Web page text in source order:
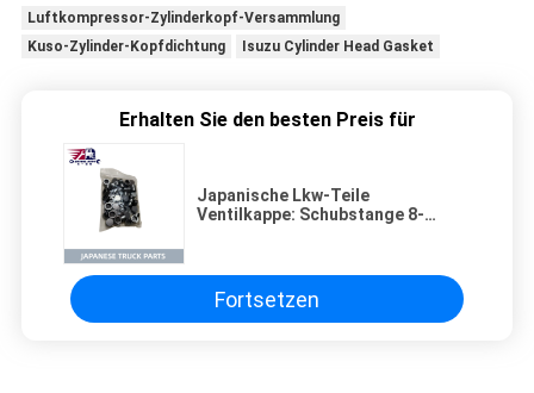
Luftkompressor-Zylinderkopf-Versammlung
Kuso-Zylinder-Kopfdichtung
Isuzu Cylinder Head Gasket
Erhalten Sie den besten Preis für
Japanische Lkw-Teile
Ventilkappe: Schubstange 8-
Motorteile
Fortsetzen